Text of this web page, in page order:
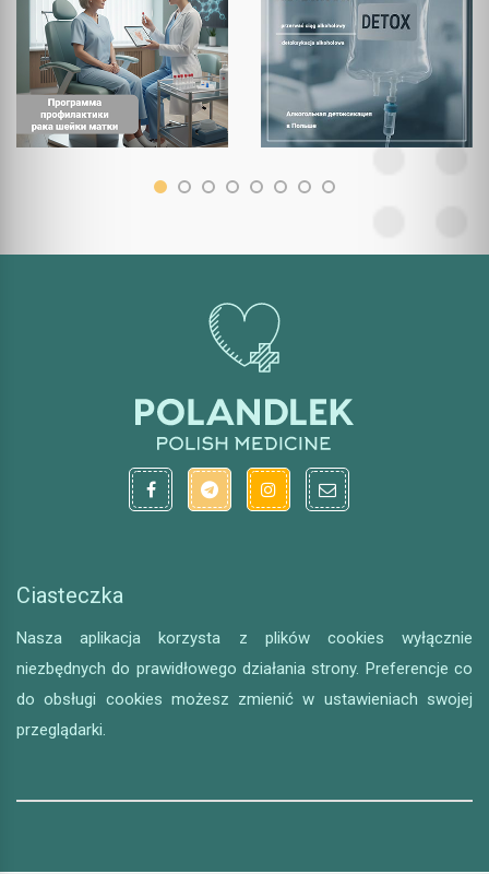
Ciasteczka
Nasza aplikacja korzysta z plików cookies wyłącznie
niezbędnych do prawidłowego działania strony. Preferencje co
do obsługi cookies możesz zmienić w ustawieniach swojej
przeglądarki.